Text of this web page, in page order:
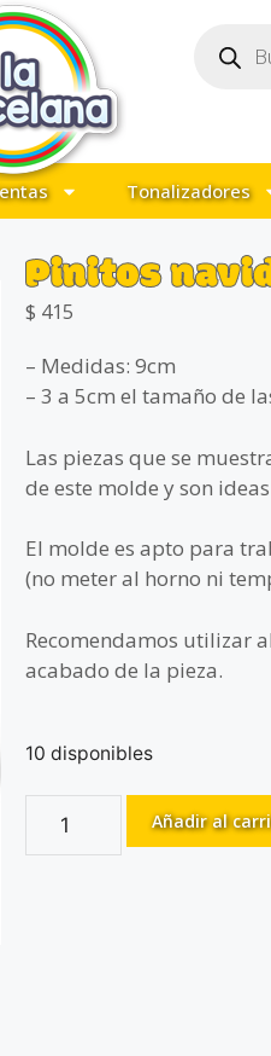
Tonalizadores
Pinitos
$ 415
– Medidas: 9cm
– 3 a 5cm el tamaño de
Las piezas que se
de este molde y son
El molde es apto para
(no meter al horno ni
Recomendamos utilizar
acabado de la pieza.
10 disponibles
Añadir al